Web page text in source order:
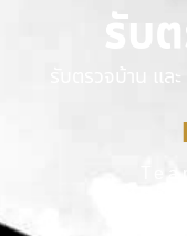
รั
รับตรวจบ้าน แ